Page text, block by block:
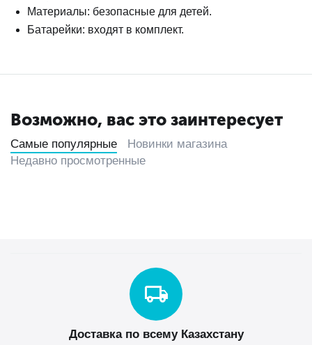
Материалы: безопасные для детей.
Батарейки: входят в комплект.
Возможно, вас это заинтересует
Самые популярные
Новинки магазина
Недавно просмотренные
Доставка по всему Казахстану